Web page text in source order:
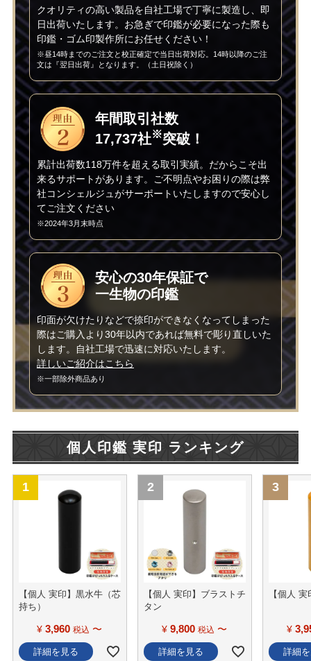
クオリティの高い製品を自社工場で丁寧に製造し、即
日出荷いたします。お急ぎで印鑑が必要になった際も
印鑑・ゴム印製作所にお任せください！
※昼14時までのご注文と校正確定で当日出荷対応。14時以降のご注
文は『翌日出荷』となります。（土日祝除く）
年間取引社数
17,737社※突破！
累計出荷数118万件を超える取引実績。だからこそ出
来るサポートがあります。ご不明点やお困りの際は弊
社コンシェルジュがサーポートいたしますので安心し
てご注文ください
※2024年3月末時点
安心の30年保証で
一生物の印鑑
印面が欠けたりなどで捺印ができなくなってしまった
際はご購入より30年以内であれば無料で彫り直しいた
します。自社工場で迅速に対応いたします。
詳しいご紹介はこちら
※一部除外商品あり
個人印鑑 実印 ランキング
【個人 実印】黒水牛（芯
持ち）
¥ 3,960 税込 〜
詳細を見る
【個人 実印】ブラストチ
タン
¥ 9,800 税込 〜
詳細を見る
【個人
¥
詳細